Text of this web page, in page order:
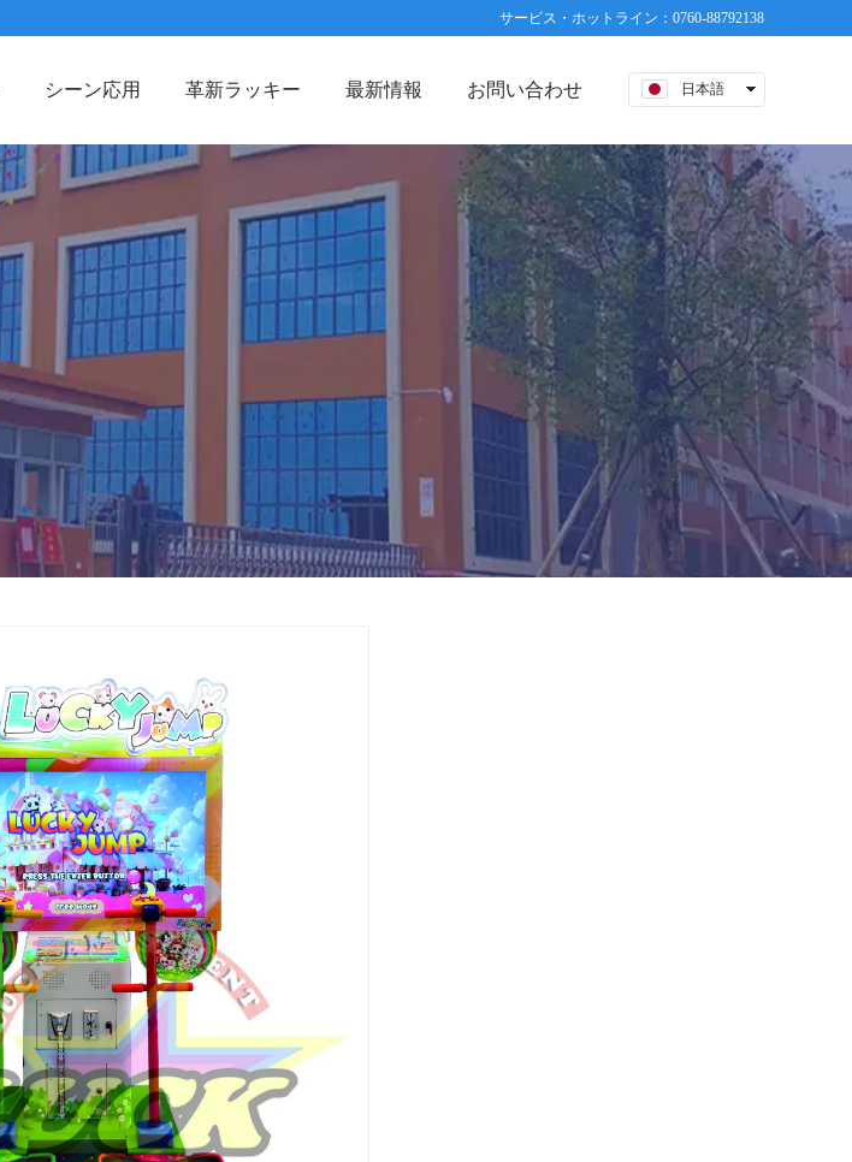
日本語
English
русский
Español
サービス・ホットライン：0760-88792138
シーン応用 革新ラッキー 最新情報 お問い合わせ